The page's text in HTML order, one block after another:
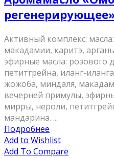
Активный комплекс:
макадамии, каритэ,
эфирные масла: розового
петитгрейна, иланг-
жожоба, миндаля,
вечерней примулы,
мирры, нероли,
мандарина. ...
Подробнее
Add to Wishlist
Add To Compare